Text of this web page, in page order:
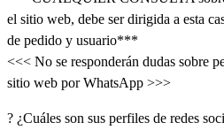
el sitio web, debe ser dirigida a esta
de pedido y usuario***
<<< No se responderán dudas sobre
sitio web por WhatsApp >>>
? ¿Cuáles son sus perfiles de redes